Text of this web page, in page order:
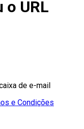
o URL
de e-mail
e Condições